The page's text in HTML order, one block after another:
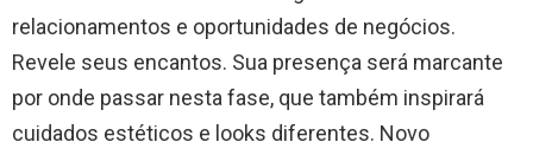
relacionamentos e oportunidades de negócios.
Revele seus encantos. Sua presença será marcante
por onde passar nesta fase, que também inspirará
cuidados estéticos e looks diferentes. Novo